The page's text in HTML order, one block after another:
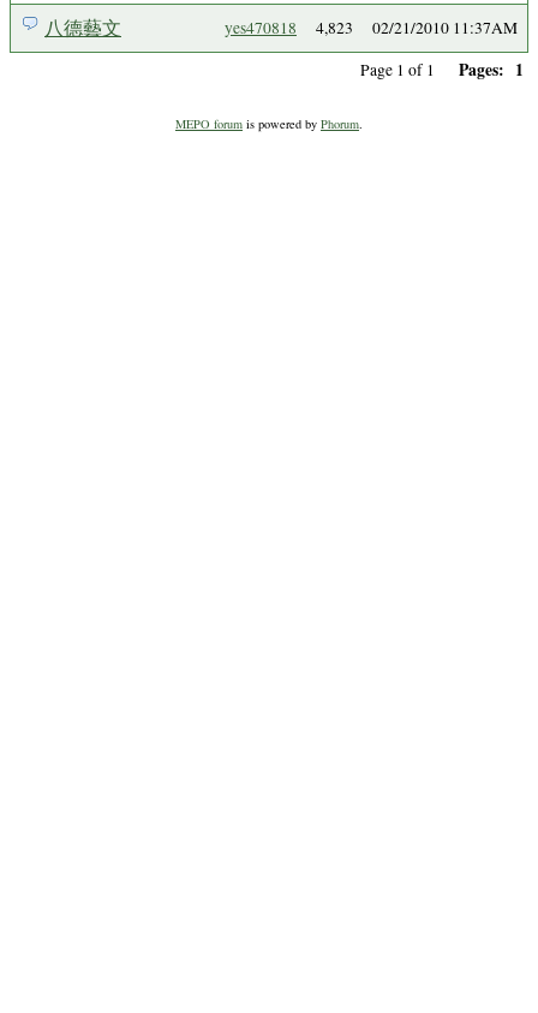
八德藝文 yes470818 4,823
02/21/2010 11:37AM
Page 1 of 1 Pages: 1
MEPO forum is powered by Phorum.